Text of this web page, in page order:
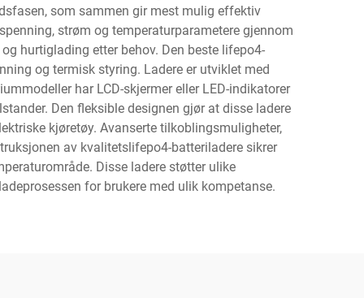
som sammen gir mest mulig effektiv
strøm og temperaturparametere gjennom
hurtiglading etter behov. Den beste lifepo4-
og termisk styring. Ladere er utviklet med
har LCD-skjermer eller LED-indikatorer
Den fleksible designen gjør at disse ladere
kjøretøy. Avanserte tilkoblingsmuligheter,
av kvalitetslifepo4-batteriladere sikrer
Disse ladere støtter ulike
for brukere med ulik kompetanse.